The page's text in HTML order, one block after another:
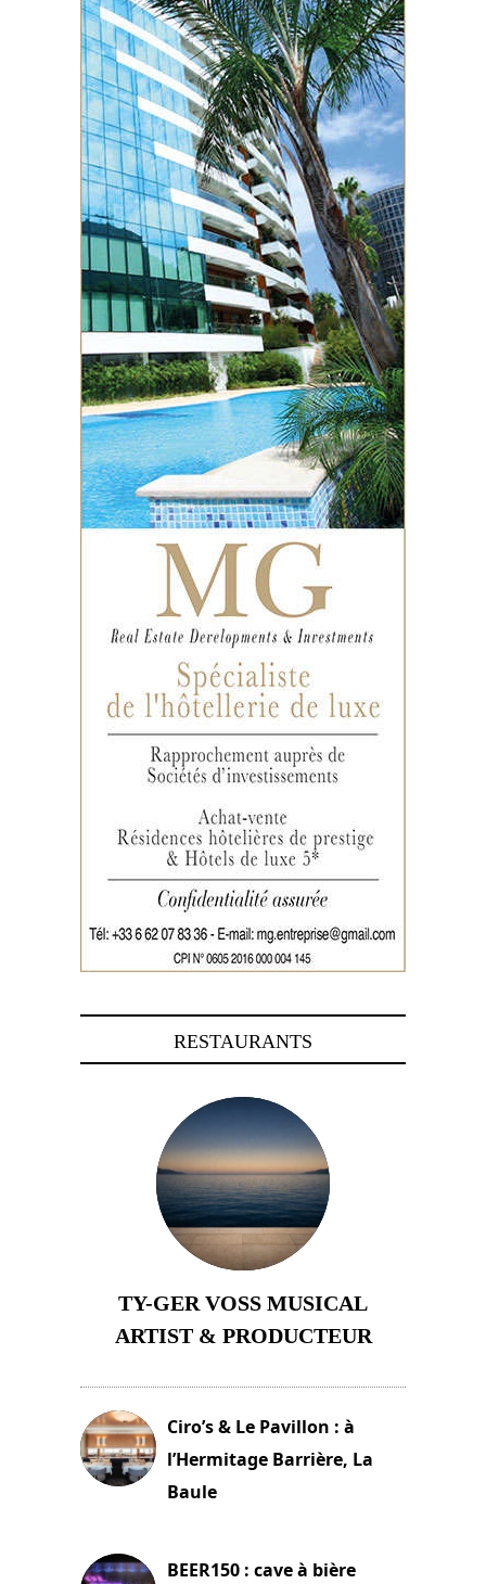
RESTAURANTS
TY-GER VOSS MUSICAL
ARTIST & PRODUCTEUR
Ciro’s & Le Pavillon : à
l’Hermitage Barrière, La
Baule
BEER150 : cave à bière